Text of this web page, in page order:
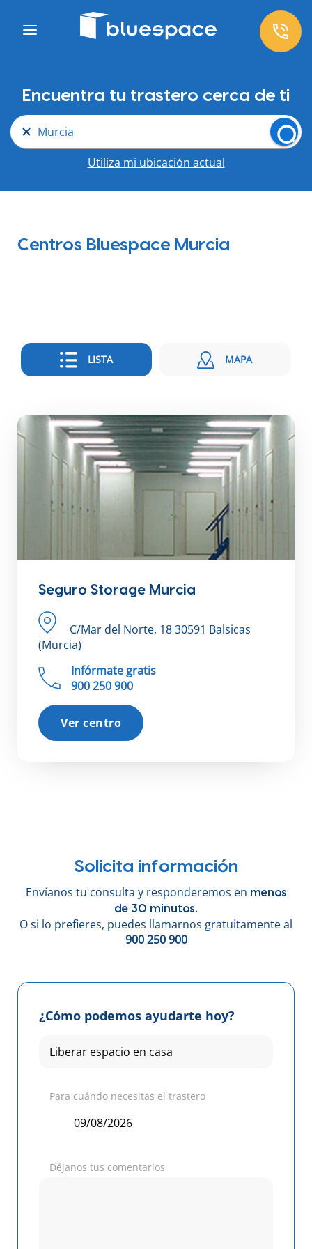
Encuentra tu trastero cerca de ti
Murcia
Utiliza mi ubicación actual
Centros Bluespace Murcia
LISTA MAPA
Seguro Storage Murcia
C/Mar del Norte, 18 30591 Balsicas
(Murcia)
Infórmate gratis
900 250 900
Ver centro
Solicita información
Envíanos tu consulta y responderemos en menos
de 30 minutos.
O si lo prefieres, puedes llamarnos gratuitamente al
900 250 900
¿Cómo podemos ayudarte hoy?
Para cuándo necesitas el trastero
Déjanos tus comentarios